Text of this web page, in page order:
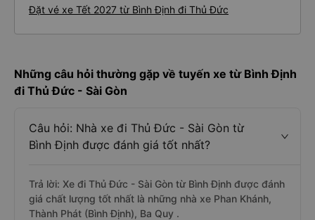
Đặt vé xe Tết 2027 từ Bình Định đi Thủ Đức
Những câu hỏi thường gặp về tuyến xe từ Bình Định
đi Thủ Đức - Sài Gòn
Câu hỏi: Nhà xe đi Thủ Đức - Sài Gòn từ
Bình Định được đánh giá tốt nhất?
Trả lời: Xe đi Thủ Đức - Sài Gòn từ Bình Định được đánh
giá chất lượng tốt nhất là những nhà xe Phan Khánh,
Thành Phát (Bình Định), Ba Quy .